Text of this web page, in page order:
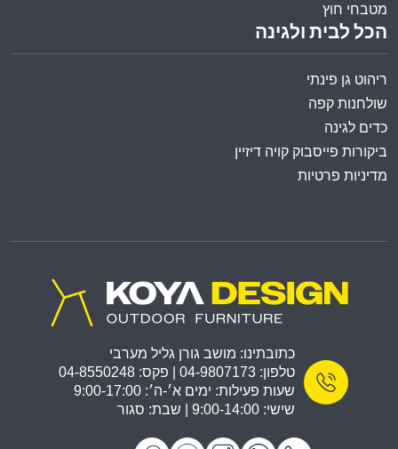
הכל לבית ולגינה
ריהוט גן פינתי
שולחנות קפה
כדים לגינה
ביקורות פייסבוק קויה דיזיין
מדיניות פרטיות
מטבחי חוץ
כתובתינו: מושב גורן גליל מערבי
טלפון: 04-9807173 | פקס: 04-8550248
שעות פעילות: ימים א׳-ה׳: 9:00-17:00
שישי: 9:00-14:00 | שבת: סגור